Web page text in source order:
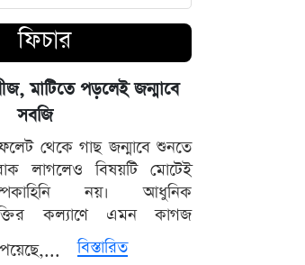
দেওয়ায় ভারতকে
তুললেন সালাহউদ্দিন
পথ ধরে দেশীয় বাজারেও
অস্বাভাবিক মূল্যবৃদ্ধি
সংকট মোকাবিলায় নতুন
জ্বালানিমন্ত্রী
না পারলে ভবিষ্যৎ
দিতে হবে: প্রধানমন্ত্রী
ফিচার
মাটিতে পড়লেই জন্মাবে
সবজি
থেকে গাছ জন্মাবে শুনতে
লাগলেও বিষয়টি মোটেই
নয়। আধুনিক
কল্যাণে এমন কাগজ
বিস্তারিত